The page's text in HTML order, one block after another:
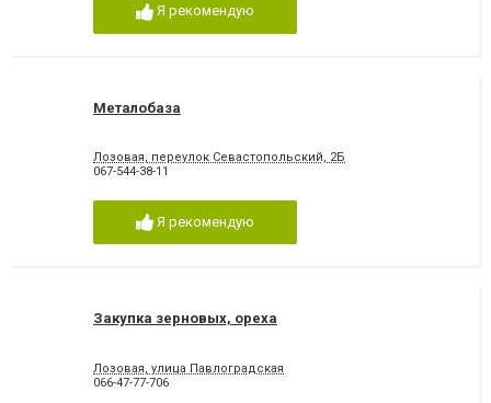
Я рекомендую
Металобаза
Лозовая, переулок Севастопольский, 2Б
067-544-38-11
Я рекомендую
Закупка зерновых, ореха
Лозовая, улица Павлоградская
066-47-77-706